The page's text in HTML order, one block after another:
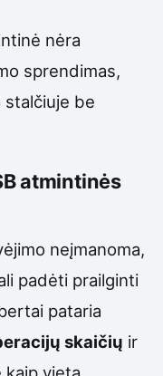
nėra
sprendimas,
stalčiuje be
atmintinės
neįmanoma,
padėti prailginti
pataria
skaičių ir
vietą